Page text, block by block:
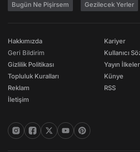
Bugün Ne Pişirsem Gezilecek Yerler
Hakkımızda
Geri Bildirim
Gizlilik Politikası
Topluluk Kuralları
Reklam
İletişim
Kariyer
Kullanıcı
Yayın
Künye
RSS